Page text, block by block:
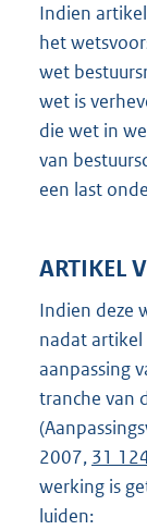
Indien
het
wet
wet is
die wet in
van
een last
ARTIKEL
Indien deze
nadat
aanpassing
tranche van
2007, 31
werking is
luiden: